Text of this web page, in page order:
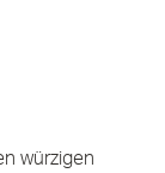
würzigen